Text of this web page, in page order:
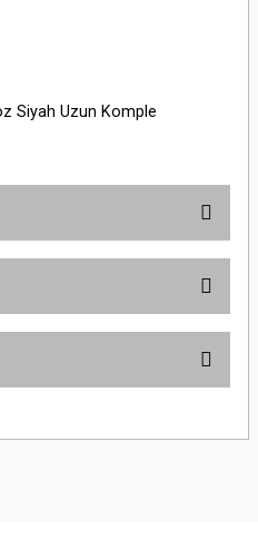
Siyah Uzun Komple
formunu kullanarak tarafımıza